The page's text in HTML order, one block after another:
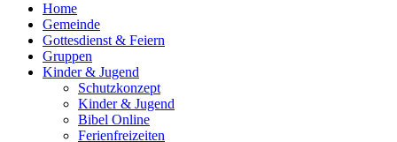
Home
Gemeinde
Gottesdienst & Feiern
Gruppen
Kinder & Jugend
Schutzkonzept
Kinder & Jugend
Bibel Online
Ferienfreizeiten